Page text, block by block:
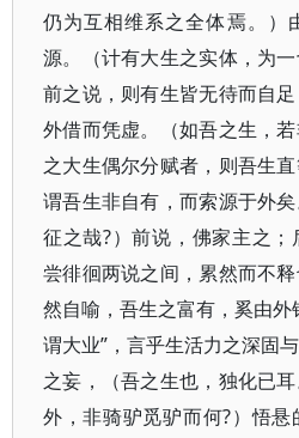
仍为互相维系之全体焉。）
源。（计有大生之实体，为
前之说，则有生皆无待而自
外借而凭虚。（如吾之生，
之大生偶尔分赋者，则吾生直
谓吾生非自有，而索源于外
征之哉?）前说，佛家主之
尝徘徊两说之间，累然而不
然自喻，吾生之富有，奚由外
谓大业”，言乎生活力之深固
之妄，（吾之生也，独化已
外，非骑驴觅驴而何?）悟